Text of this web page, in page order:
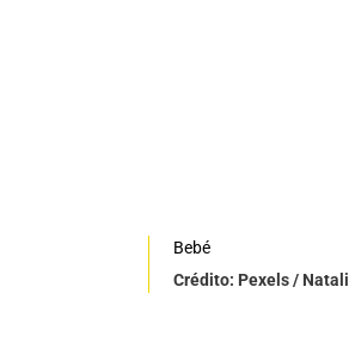
Bebé
Crédito: Pexels /